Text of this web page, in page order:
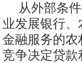
从外部条
业发展银行
金融服务的
竞争决定贷